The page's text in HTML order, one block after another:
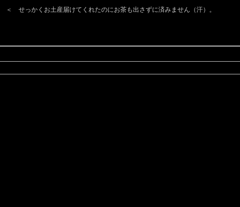
せっかくお土産届けてくれたのにお茶も出さずに済みません（汗）。